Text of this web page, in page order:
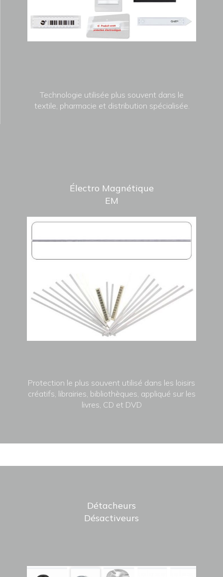
Technologie utilisée plus souvent dans le
textile, pharmacie et distribution spécialisée.
Électro Magnétique
EM
Protection le plus souvent utilisé dans les loisirs
créatifs, librairies, bibliothèques, appliqué sur les
livres, CD et DVD
Détacheurs
Désactiveurs